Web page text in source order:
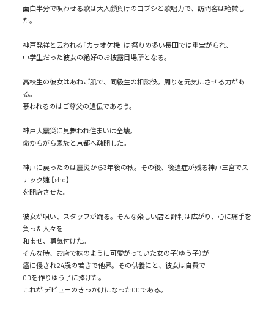
面白半分で唄わせる歌は大人顔負けのコブシと歌唱力で、訪問客は絶賛し
た。
神戸発祥と云われる「カラオケ機｣は 祭りの多い長田では重宝がられ、
中学生だった彼女の絶好のお披露目場所となる。
高校生の彼女はあねご肌で、同級生の相談役。周りを元気にさせる力があ
る。
慕われるのはご尊父の遺伝であろう。
神戸大震災に見舞われ住まいは全壊。
命からがら家族と京都へ疎開した。
神戸に戻ったのは震災から3年後の秋。その後、後遺症が残る神戸三宮でス
ナック婕 【sho】
を開店させた。
彼女が唄い、スタッフが踊る。そんな楽しい店と評判は広がり、心に痛手を
負った人々を
和ませ、勇気付けた。
そんな時、お店で妹のように可愛がっていた女の子(ゆう子）が
癌に侵され24歳の若さで他界。その供養にと、彼女は自費で
CDを作りゆう子に捧げた。
これが デビューのきっかけになったCDである。